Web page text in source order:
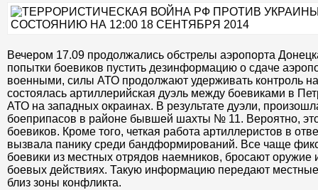
Вечером 17.09 продолжались обстрелы аэропорта
попытки боевиков пустить дезинформацию о сдаче
военными, силы АТО продолжают удерживать контроль
состоялась артиллерийская дуэль между боевиками в
АТО на западных окраинах. В результате дуэли,
боеприпасов в районе бывшей шахты № 11. Вероятно,
боевиков. Кроме того, четкая работа артиллеристов в
вызвала панику среди бандформирований. Все чаще
боевики из местных отрядов наемников, бросают оружие
боевых действиях. Такую информацию передают
близ зоны конфликта.